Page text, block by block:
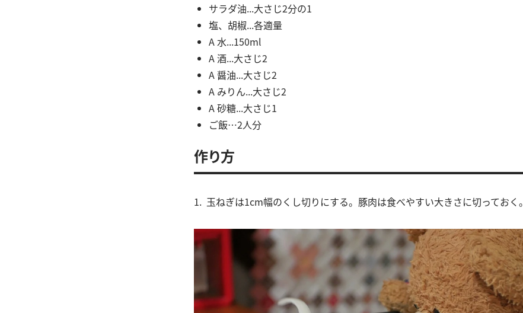
サラダ油...大さじ2分の1
塩、胡椒...各適量
A 水...150ml
A 酒...大さじ2
A 醤油...大さじ2
A みりん...大さじ2
A 砂糖...大さじ1
ご飯…2人分
作り方
1. 玉ねぎは1cm幅のくし切りにする。豚肉は食べやすい大きさに切っておく。